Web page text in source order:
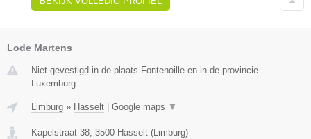
Lode Martens
Niet gevestigd in de plaats Fontenoille en in de provincie
Luxemburg.
Limburg » Hasselt Google maps ▼
Kapelstraat 38, 3500 Hasselt (Limburg)